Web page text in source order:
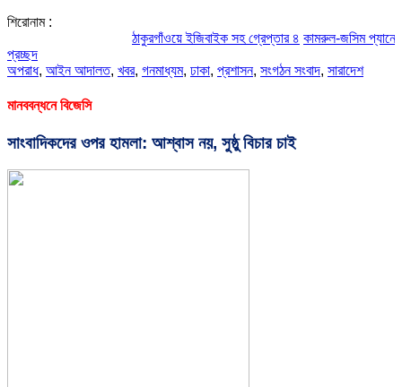
শিরোনাম :
ঠাকুরগাঁওয়ে ইজিবাইক সহ গ্রেপ্তার ৪ কামরুল-জসিম প্যানেলের
প্রচ্ছদ
অপরাধ, আইন আদালত, খবর, গনমাধ্যম, ঢাকা, প্রশাসন, সংগঠন সংবাদ, সারাদেশ
মানববন্ধনে বিজেসি
সাংবাদিকদের ওপর হামলা: আশ্বাস নয়, সুষ্ঠু বিচার চাই